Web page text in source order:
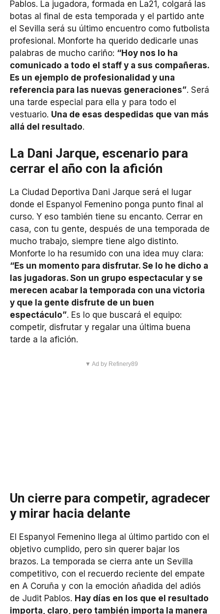
Pablos. La jugadora, formada en La21, colgará las
botas al final de esta temporada y el partido ante
el Sevilla será su último encuentro como futbolista
profesional. Monforte ha querido dedicarle unas
palabras de mucho cariño: “Hoy nos lo ha
comunicado a todo el staff y a sus compañeras.
Es un ejemplo de profesionalidad y una
referencia para las nuevas generaciones”. Será
una tarde especial para ella y para todo el
vestuario. Una de esas despedidas que van más
allá del resultado.
La Dani Jarque, escenario para
cerrar el año con la afición
La Ciudad Deportiva Dani Jarque será el lugar
donde el Espanyol Femenino ponga punto final al
curso. Y eso también tiene su encanto. Cerrar en
casa, con tu gente, después de una temporada de
mucho trabajo, siempre tiene algo distinto.
Monforte lo ha resumido con una idea muy clara:
“Es un momento para disfrutar. Se lo he dicho a
las jugadoras. Son un grupo espectacular y se
merecen acabar la temporada con una victoria
y que la gente disfrute de un buen
espectáculo”. Es lo que buscará el equipo:
competir, disfrutar y regalar una última buena
tarde a la afición.
▼ Ad by Refinery89
Un cierre para competir, agradecer
y mirar hacia delante
El Espanyol Femenino llega al último partido con el
objetivo cumplido, pero sin querer bajar los
brazos. La temporada se cierra ante un Sevilla
competitivo, con el recuerdo reciente del empate
en A Coruña y con la emoción añadida del adiós
de Judit Pablos. Hay días en los que el resultado
importa, claro, pero también importa la manera